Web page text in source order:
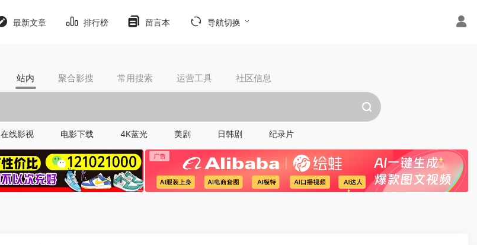
最新文章 排行榜 留言本 导航切换
站内 聚合影搜 常用搜索 运营工具 社区信息
在线影视 电影下载 4K蓝光 美剧 日韩剧 纪录片